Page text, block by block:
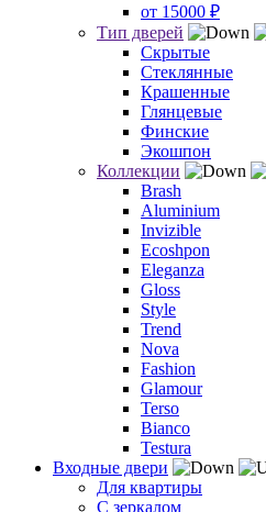
от 15000 ₽
Тип дверей
Скрытые
Стеклянные
Крашенные
Глянцевые
Финские
Экошпон
Коллекции
Brash
Aluminium
Invizible
Ecoshpon
Eleganza
Gloss
Style
Trend
Nova
Fashion
Glamour
Terso
Bianco
Testura
Входные двери
Для квартиры
С зеркалом